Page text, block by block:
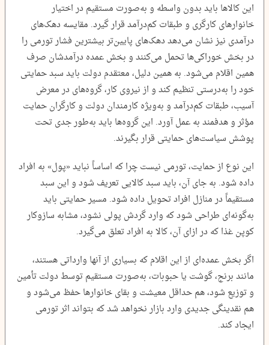
این کالاها باید بدون واسطه و به‌صورت مستقیم در اختیار
خانوارهای کارگری و طبقات کم‌درآمد قرار گیرد. مقایسه دهک‌های
درآمدی نیز نشان می‌دهد دهک‌های پایین‌تر بیشترین فشار تورمی را
در بخش خوراکی‌ها تحمل می‌کنند و بخش عمده درآمدشان صرف
همین اقلام می‌شود. به همین دلیل، معتقدم دولت باید سبد حمایتی
خود را به‌درستی تنظیم کند و از نیروی کار، گروه‌های در معرض
آسیب، طبقات کم‌درآمد و به‌ویژه کارمندان دولت و کارگران حمایت
مؤثر و هدفمند به عمل آورد. این گروه‌ها باید به‌طور جدی تحت
پوشش سیاست‌های حمایتی قرار بگیرند.
این نوع از حمایت، تورمی نیست چرا که اساساً نباید «پول» به افراد
داده شود. به جای آن، باید سبد کالایی تعریف شود و این سبد
مستقیماً در منازل افراد تحویل داده شود. مسیر حمایتی باید
به‌گونه‌ای طراحی شود که وارد گردش پولی نشود، مشابه سازوکار
کوپن غذا که در ازای آن، کالا به افراد تعلق می‌گیرد.
اگر بخش عمده‌ای از این اقلام که بسیاری از آنها وارداتی هستند،
مانند برنج، گوشت یا حبوبات، به‌صورت مستقیم توسط دولت تأمین
و توزیع شود، هم حداقل معیشت و بقای خانوارها حفظ می‌شود و
هم نقدینگی جدیدی وارد بازار نخواهد شد که بتواند اثر تورمی
ایجاد کند.